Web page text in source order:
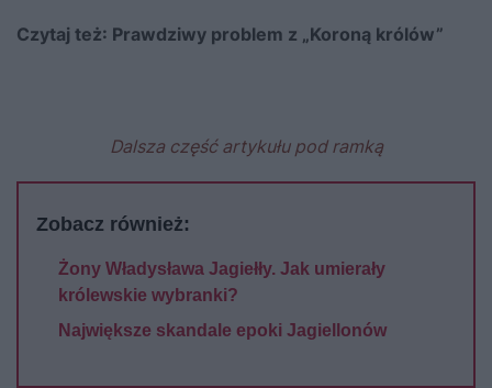
Czytaj też: Prawdziwy problem z „Koroną królów”
Dalsza część artykułu pod ramką
Zobacz również:
Żony Władysława Jagiełły. Jak umierały
królewskie wybranki?
Największe skandale epoki Jagiellonów